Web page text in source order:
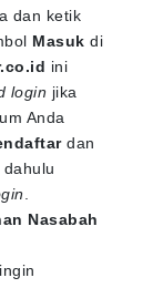
dan ketik
Masuk di
ini
login jika
Anda
dan
Nasabah